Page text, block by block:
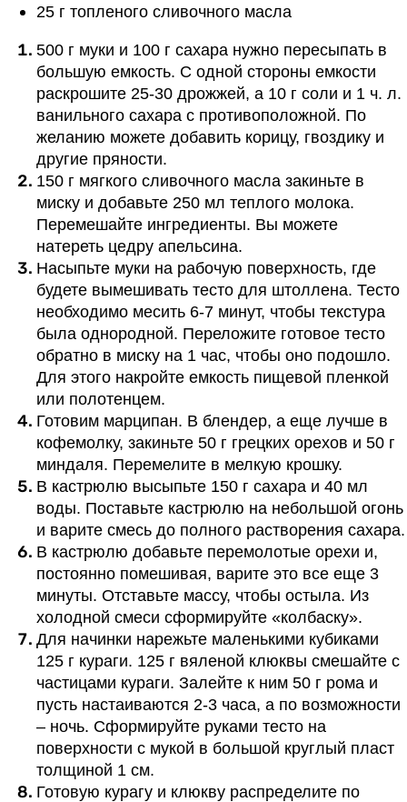
25 г топленого сливочного масла
500 г муки и 100 г сахара нужно пересыпать в
большую емкость. С одной стороны емкости
раскрошите 25-30 дрожжей, а 10 г соли и 1 ч. л.
ванильного сахара с противоположной. По
желанию можете добавить корицу, гвоздику и
другие пряности.
150 г мягкого сливочного масла закиньте в
миску и добавьте 250 мл теплого молока.
Перемешайте ингредиенты. Вы можете
натереть цедру апельсина.
Насыпьте муки на рабочую поверхность, где
будете вымешивать тесто для штоллена. Тесто
необходимо месить 6-7 минут, чтобы текстура
была однородной. Переложите готовое тесто
обратно в миску на 1 час, чтобы оно подошло.
Для этого накройте емкость пищевой пленкой
или полотенцем.
Готовим марципан. В блендер, а еще лучше в
кофемолку, закиньте 50 г грецких орехов и 50 г
миндаля. Перемелите в мелкую крошку.
В кастрюлю высыпьте 150 г сахара и 40 мл
воды. Поставьте кастрюлю на небольшой огонь
и варите смесь до полного растворения сахара.
В кастрюлю добавьте перемолотые орехи и,
постоянно помешивая, варите это все еще 3
минуты. Отставьте массу, чтобы остыла. Из
холодной смеси сформируйте «колбаску».
Для начинки нарежьте маленькими кубиками
125 г кураги. 125 г вяленой клюквы смешайте с
частицами кураги. Залейте к ним 50 г рома и
пусть настаиваются 2-3 часа, а по возможности
– ночь. Сформируйте руками тесто на
поверхности с мукой в большой круглый пласт
толщиной 1 см.
Готовую курагу и клюкву распределите по